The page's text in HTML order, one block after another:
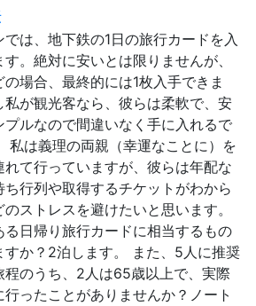
では、地下鉄の1日の旅行カードを入
。絶対に安いとは限りませんが、
の場合、最終的には1枚入手できま
私が観光客なら、彼らは柔軟で、安
プルなので間違いなく手に入れるで
私は義理の両親（幸運なことに）を
れて行っていますが、彼らは年配な
ち行列や取得するチケットがわから
のストレスを避けたいと思います。
る日帰り旅行カードに相当するもの
すか？2泊します。 また、5人に推奨
程のうち、2人は65歳以上で、実際
行ったことがありませんか？ノート